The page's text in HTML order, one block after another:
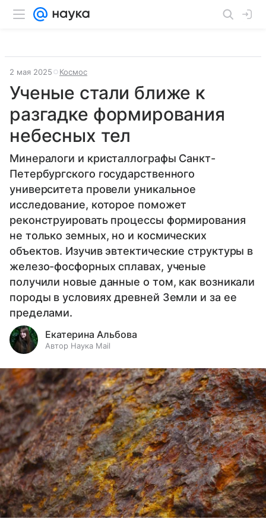
2 мая 2025 Космос
Ученые стали ближе к
разгадке формирования
небесных тел
Минералоги и кристаллографы Санкт-
Петербургского государственного
университета провели уникальное
исследование, которое поможет
реконструировать процессы формирования
не только земных, но и космических
объектов. Изучив эвтектические структуры в
железо-фосфорных сплавах, ученые
получили новые данные о том, как возникали
породы в условиях древней Земли и за ее
пределами.
Екатерина Альбова
Автор Наука Mail